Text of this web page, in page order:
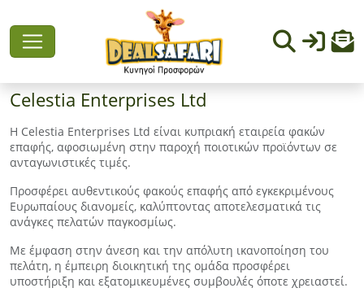
Celestia Enterprises Ltd
Η Celestia Enterprises Ltd είναι κυπριακή εταιρεία φακών
επαφής, αφοσιωμένη στην παροχή ποιοτικών προϊόντων σε
ανταγωνιστικές τιμές.
Προσφέρει αυθεντικούς φακούς επαφής από εγκεκριμένους
Ευρωπαίους διανομείς, καλύπτοντας αποτελεσματικά τις
ανάγκες πελατών παγκοσμίως.
Με έμφαση στην άνεση και την απόλυτη ικανοποίηση του
πελάτη, η έμπειρη διοικητική της ομάδα προσφέρει
υποστήριξη και εξατομικευμένες συμβουλές όποτε χρειαστεί.